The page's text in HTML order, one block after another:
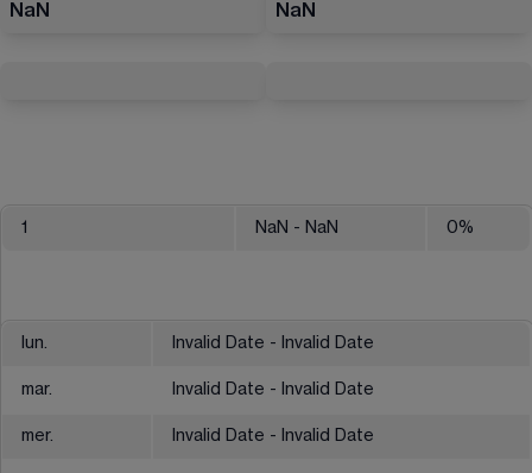
NaN NaN
1 NaN - NaN 0%
lun. Invalid Date - Invalid Date
mar. Invalid Date - Invalid Date
mer. Invalid Date - Invalid Date